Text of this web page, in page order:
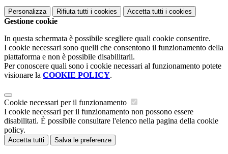
Personalizza Rifiuta tutti i cookies Accetta tutti i cookies
Gestione cookie
In questa schermata è possibile scegliere quali cookie consentire.
I cookie necessari sono quelli che consentono il funzionamento della
piattaforma e non è possibile disabilitarli.
Per conoscere quali sono i cookie necessari al funzionamento potete
visionare la COOKIE POLICY.
Cookie necessari per il funzionamento
I cookie necessari per il funzionamento non possono essere
disabilitati. È possibile consultare l'elenco nella pagina della cookie
policy.
Accetta tutti Salva le preferenze